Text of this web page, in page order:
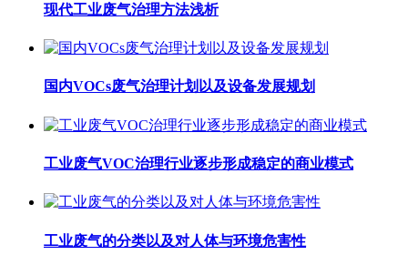
现代工业废气治理方法浅析
国内VOCs废气治理计划以及设备发展规划
工业废气VOC治理行业逐步形成稳定的商业模式
工业废气的分类以及对人体与环境危害性